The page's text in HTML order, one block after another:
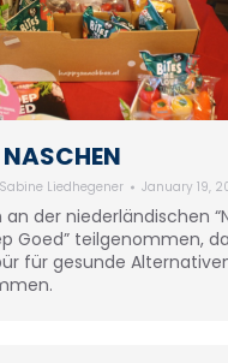
NASCHEN
Sabine Liedhegener January 19,
der niederländischen
Goed” teilgenommen,
für gesunde